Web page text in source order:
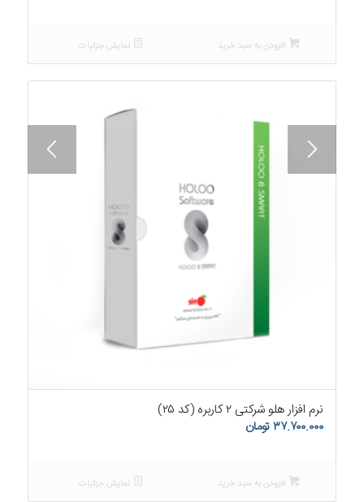
افزودن به سبد خرید نمایش جزئیات
نرم افزار هلو شرکتی ۲ کاربره (کد ۲۵)
۳۷.۷۰۰.۰۰۰تومان
افزودن به سبد خرید نمایش جزئیات